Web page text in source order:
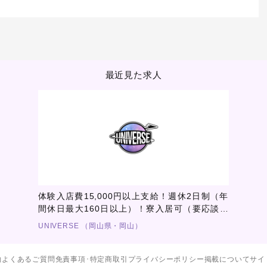
最近見た求人
体験入店費15,000円以上支給！週休2日制（年
間休日最大160日以上）！寮入居可（要応談）
or住居用意可能（要応談）！昼職とのダブルワ
UNIVERSE （岡山県・岡山）
よくあるご質問免責事項･特定商取引 プライバシーポリシー掲載についてサイ